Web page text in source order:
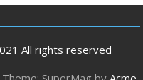
All rights reserved